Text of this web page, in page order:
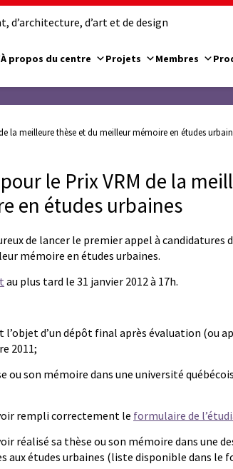
d’architecture, d’art et de design
À propos du centre Projets Membres
la meilleure thèse et du meilleur mémoire en études
le Prix VRM de la
en études urbaines
de lancer le premier appel à candidatures
mémoire en études urbaines.
au plus tard le 31 janvier 2012 à 17h.
d’un dépôt final après évaluation (ou
2011;
ou son mémoire dans une université
rempli correctement le formulaire de
réalisé sa thèse ou son mémoire dans une
aux études urbaines (liste disponible dans le